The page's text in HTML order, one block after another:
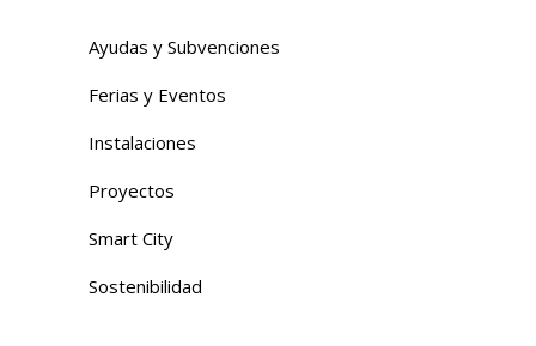
Ayudas y Subvenciones
Ferias y Eventos
Instalaciones
Proyectos
Smart City
Sostenibilidad